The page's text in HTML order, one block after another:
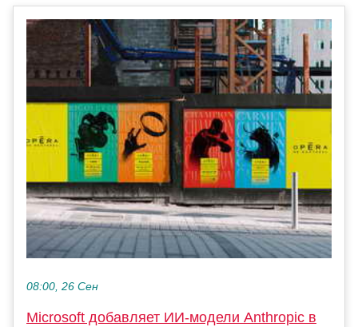
08:00, 26 Сен
Microsoft добавляет ИИ-модели Anthropic в